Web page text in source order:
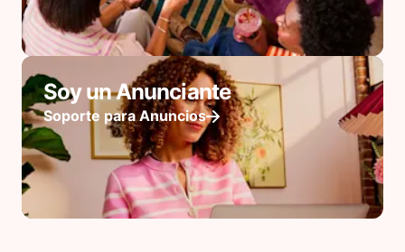
Soy un Anunciante
Soporte para Anuncios